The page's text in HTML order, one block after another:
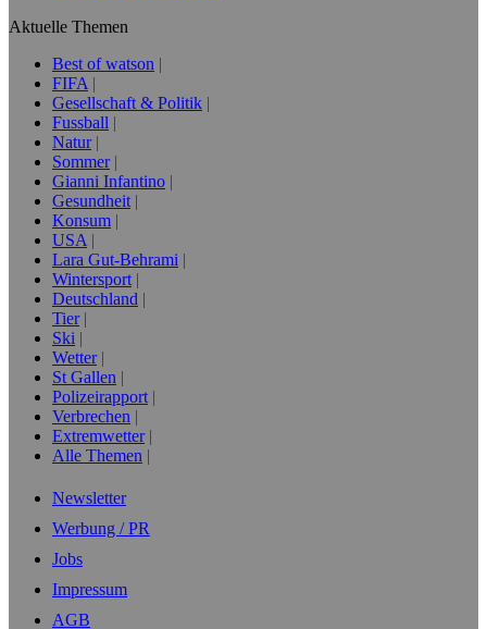
Aktuelle Themen
Best of watson
FIFA
Gesellschaft & Politik
Fussball
Natur
Sommer
Gianni Infantino
Gesundheit
Konsum
USA
Lara Gut-Behrami
Wintersport
Deutschland
Tier
Ski
Wetter
St Gallen
Polizeirapport
Verbrechen
Extremwetter
Alle Themen
Newsletter
Werbung / PR
Jobs
Impressum
AGB